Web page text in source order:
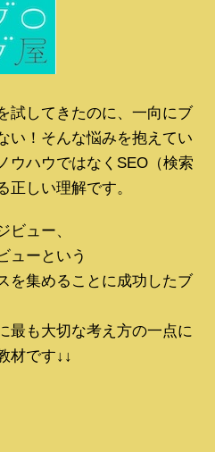
試してきたのに、一向にブ
い！そんな悩みを抱えてい
ウハウではなくSEO（検索
正しい理解です。
ビュー、
ューという
を集めることに成功したブ
最も大切な考え方の一点に
材です↓↓